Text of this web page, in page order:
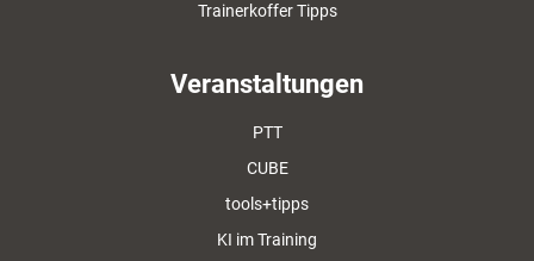
Trainerkoffer Tipps
Veranstaltungen
PTT
CUBE
tools+tipps
KI im Training